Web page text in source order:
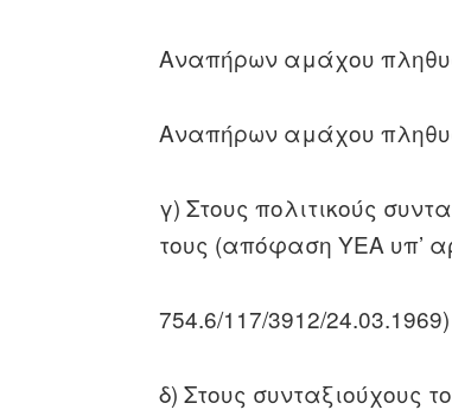
Αναπήρων αμάχου
Αναπήρων αμάχου
γ) Στους πολιτικούς
τους (απόφαση ΥΕΑ υπ’
754.6/117/3912/
δ) Στους συνταξιούχους